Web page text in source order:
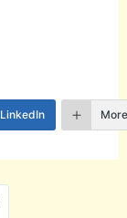
LinkedIn